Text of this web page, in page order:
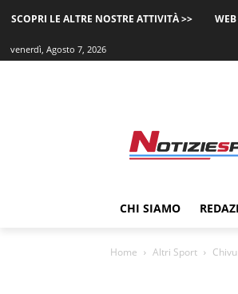
SCOPRI LE ALTRE NOSTRE ATTIVITÀ >>
venerdì, Agosto 7, 2026
CHI SIAMO
Home Altri Sport